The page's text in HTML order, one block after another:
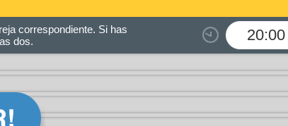
20:00
correspondiente. Si has
dos.